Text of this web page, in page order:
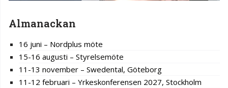
Almanackan
16 juni – Nordplus möte
15-16 augusti – Styrelsemöte
11-13 november – Swedental, Göteborg
11-12 februari – Yrkeskonferensen 2027, Stockholm